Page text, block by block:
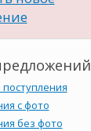
с фото
без фото